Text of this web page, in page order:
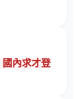
國內求才登